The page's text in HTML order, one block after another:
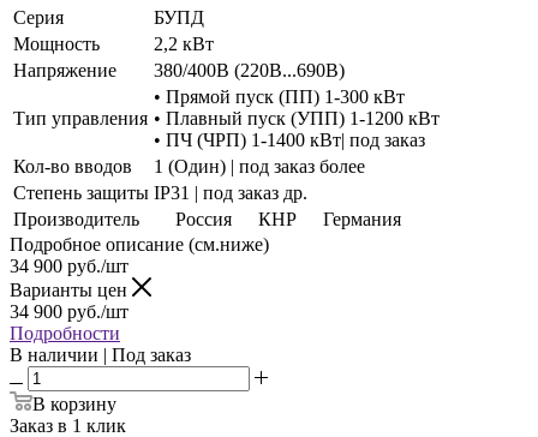
Серия
БУПД
Мощность
2,2 кВт
Напряжение
380/400В (220В...690В)
Тип управления
• Прямой пуск (ПП) 1-300 кВт
• Плавный пуск (УПП) 1-1200 кВт
• ПЧ (ЧРП) 1-1400 кВт| под заказ
Кол-во вводов
1 (Один) | под заказ более
Степень защиты IP31 | под заказ др.
Производитель
Россия КНР
Германия
Подробное описание (см.ниже)
34 900 руб./шт
Варианты цен
34 900 руб./шт
Подробности
В наличии | Под заказ
В корзину
Заказ в 1 клик